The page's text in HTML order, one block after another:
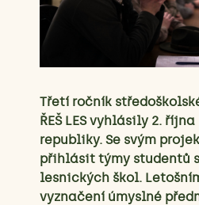
Třetí ročník
ŘEŠ LES vyhlásily 2.
republiky. Se svým
přihlásit týmy studentů
lesnických škol.
vyznačení úmyslné